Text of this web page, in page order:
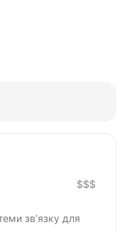
$$$
зв’язку для